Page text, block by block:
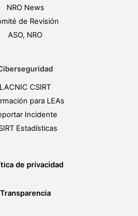
NRO News
de Revisión
ASO, NRO
LACNIC CSIRT
para LEAs
Incidente
Estadísticas
de privacidad
Transparencia